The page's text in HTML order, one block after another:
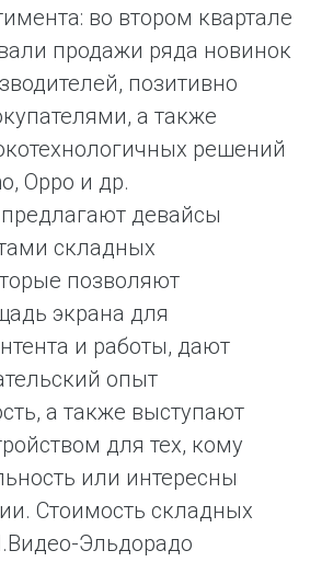
во втором квартале
продажи ряда новинок
позитивно
а также
решений
Oppo и др.
девайсы
складных
позволяют
экрана для
и работы, дают
опыт
а также выступают
для тех, кому
или интересны
Стоимость складных
Эльдорадо